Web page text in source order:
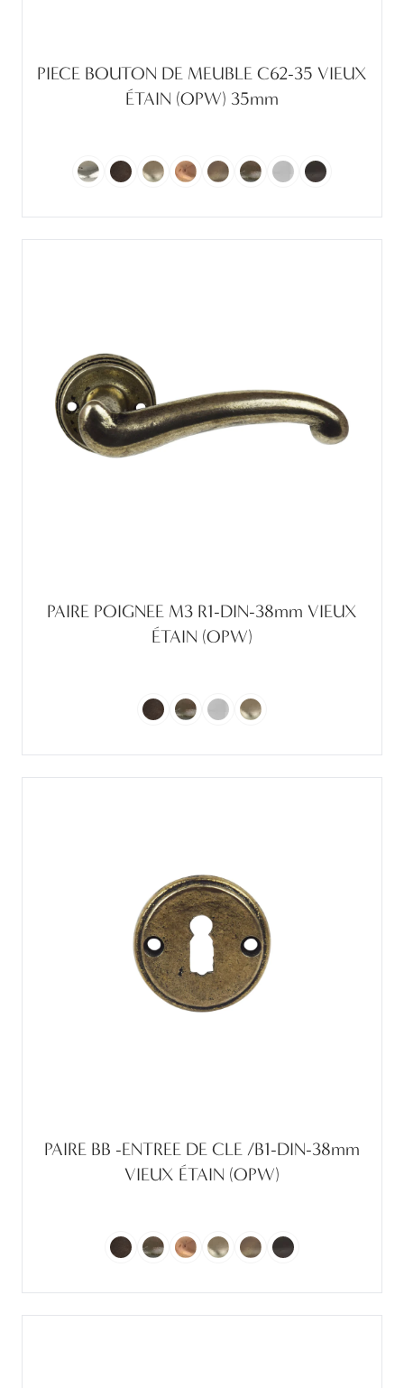
PIECE BOUTON DE MEUBLE C62-35 VIEUX
ÉTAIN (OPW) 35mm
PAIRE POIGNEE M3 R1-DIN-38mm VIEUX
ÉTAIN (OPW)
PAIRE BB -ENTREE DE CLE /B1-DIN-38mm
VIEUX ÉTAIN (OPW)